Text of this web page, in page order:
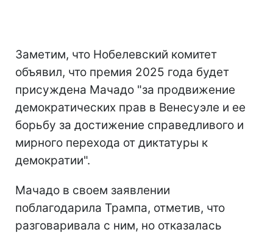
Заметим, что Нобелевский комитет
объявил, что премия 2025 года будет
присуждена Мачадо "за продвижение
демократических прав в Венесуэле и ее
борьбу за достижение справедливого и
мирного перехода от диктатуры к
демократии".
Мачадо в своем заявлении
поблагодарила Трампа, отметив, что
разговаривала с ним, но отказалась